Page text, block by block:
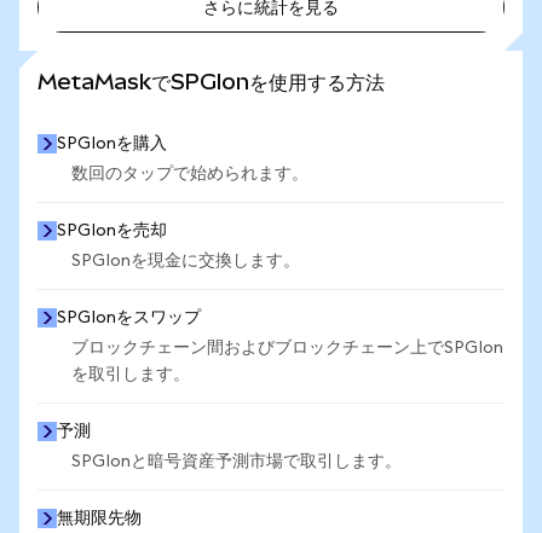
さらに統計を見る
MetaMaskでSPGIonを使用する方法
SPGIonを購入
数回のタップで始められます。
SPGIonを売却
SPGIonを現金に交換します。
SPGIonをスワップ
ブロックチェーン間およびブロックチェーン上でSPGIon
を取引します。
予測
SPGIonと暗号資産予測市場で取引します。
無期限先物